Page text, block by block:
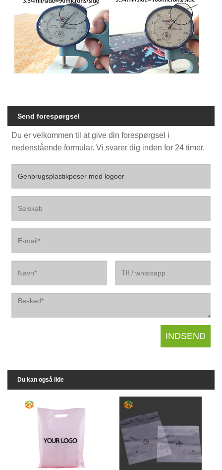
Send forespørgsel
Du er velkommen til at give din forespørgsel i
nedenstående formular. Vi svarer dig inden for 24 timer.
Du kan også lide